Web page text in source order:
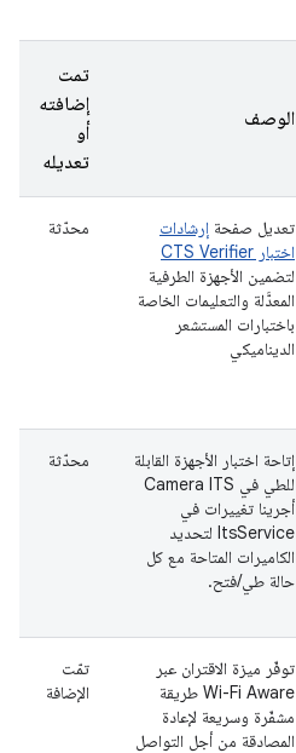
الوصف
تمت
إضافته
أو
تعديله
تعديل صفحة إرشادات
اختبار CTS Verifier
لتضمين الأجهزة الطرفية
المعدَّلة والتعليمات الخاصة
باختبارات المستشعر
الديناميكي
محدّثة
إتاحة اختبار الأجهزة القابلة
للطي في Camera ITS
أجرينا تغييرات في
ItsService لتحديد
الكاميرات المتاحة مع كل
حالة طي/فتح.
محدّثة
توفّر ميزة الاقتران عبر
Wi-Fi Aware طريقة
مشفّرة وسريعة لإعادة
المصادقة من أجل التواصل
تمّت
الإضافة